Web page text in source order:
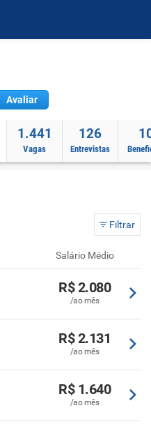
Avaliar
1.441
Vagas
126
Entrevistas
Filtrar
Salário Médio
R$ 2.080
/ao mês
R$ 2.131
/ao mês
R$ 1.640
/ao mês